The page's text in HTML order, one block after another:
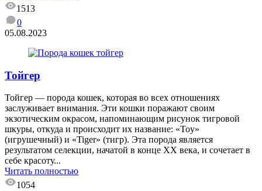
1513
0
05.08.2023
Тойгер
Тойгер — порода кошек, которая во всех отношениях
заслуживает внимания. Эти кошки поражают своим
экзотическим окрасом, напоминающим рисунок тигровой
шкуры, откуда и происходит их название: «Toy»
(игрушечный) и «Tiger» (тигр). Эта порода является
результатом селекции, начатой в конце XX века, и сочетает в
себе красоту...
Читать полностью
1054